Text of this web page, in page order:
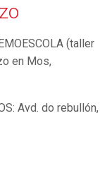
(taller
en Mos,
Avd. do rebullón,